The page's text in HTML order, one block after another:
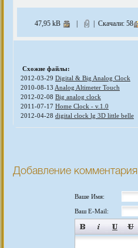
47,95 kB | Скачали: 58
Схожие файлы:
2012-03-29 Digital & Big Analog Clock
2010-08-13 Analog Altimeter Touch
2012-02-08 Big analog clock
2011-07-17 Home Clock - v.1.0
2012-04-28 digital clock lg 3D little belle
Добавление комментария
Ваше Имя:
Ваш E-Mail: